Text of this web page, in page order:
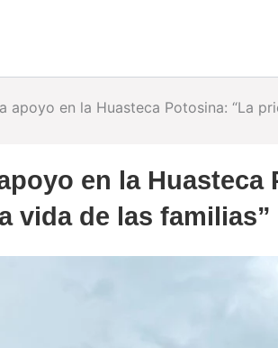
apoyo en la Huasteca Potosina: “La
en la Huasteca
vida de las familias”